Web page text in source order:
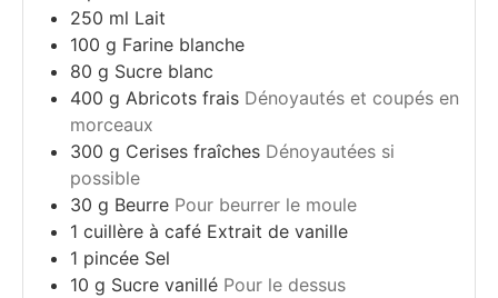
250 ml Lait
100 g Farine blanche
80 g Sucre blanc
400 g Abricots frais Dénoyautés et coupés en
morceaux
300 g Cerises fraîches Dénoyautées si
possible
30 g Beurre Pour beurrer le moule
1 cuillère à café Extrait de vanille
1 pincée Sel
10 g Sucre vanillé Pour le dessus